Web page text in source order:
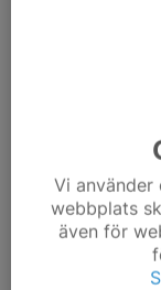
14 mar 2023
Vi
webbplats
även för